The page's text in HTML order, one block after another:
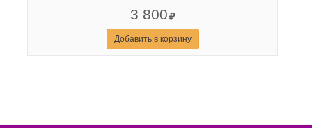
3 800
Добавить в корзину